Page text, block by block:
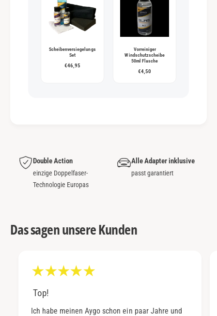
Scheibenversiegelungs
Set
€46,95
Vorreiniger
Windschutzscheibe
50ml Flasche
€4,50
Double Action
einzige Doppelfaser-
Technologie Europas
Alle Adapter inklusive
passt garantiert
Das sagen unsere Kunden
Top!
Ich habe meinen Aygo schon ein paar Jahre und